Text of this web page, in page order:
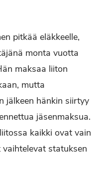
pitkää eläkkeelle,
monta vuotta
maksaa liiton
mutta
jälkeen hänkin siirtyy
jäsenmaksua.
kaikki ovat vain
statuksen